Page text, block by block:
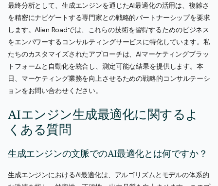
最終分析として、生成エンジンを通じたAI最適化の活用は、複雑さ
を精密にナビゲートする専門家との戦略的パートナーシップを要求
します。Alien Roadでは、これらの技術を習得するためのビジネス
をエンパワーするコンサルティングサービスに特化しています。私
たちのカスタマイズされたアプローチは、AIマーケティングプラッ
トフォームと自動化を統合し、測定可能な結果を提供します。本
日、マーケティング業務を向上させるための戦略的コンサルテーシ
ョンをお問い合わせください。
AIエンジン生成最適化に関するよ
くある質問
生成エンジンの文脈でのAI最適化とは何ですか？
生成エンジンにおけるAI最適化は、アルゴリズムとモデルの体系的